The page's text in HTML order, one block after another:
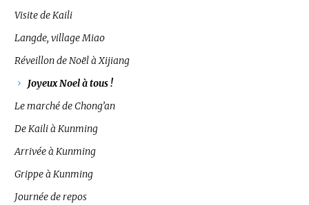
Visite de Kaili
Langde, village Miao
Réveillon de Noël à Xijiang
Joyeux Noel à tous !
Le marché de Chong’an
De Kaili à Kunming
Arrivée à Kunming
Grippe à Kunming
Journée de repos